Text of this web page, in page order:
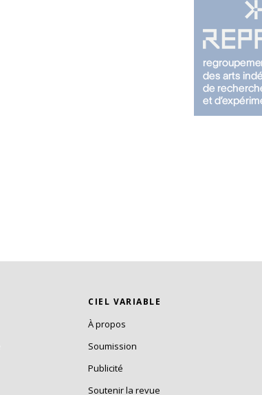
CIEL VARIABLE
À propos
Soumission
Publicité
Soutenir la revue